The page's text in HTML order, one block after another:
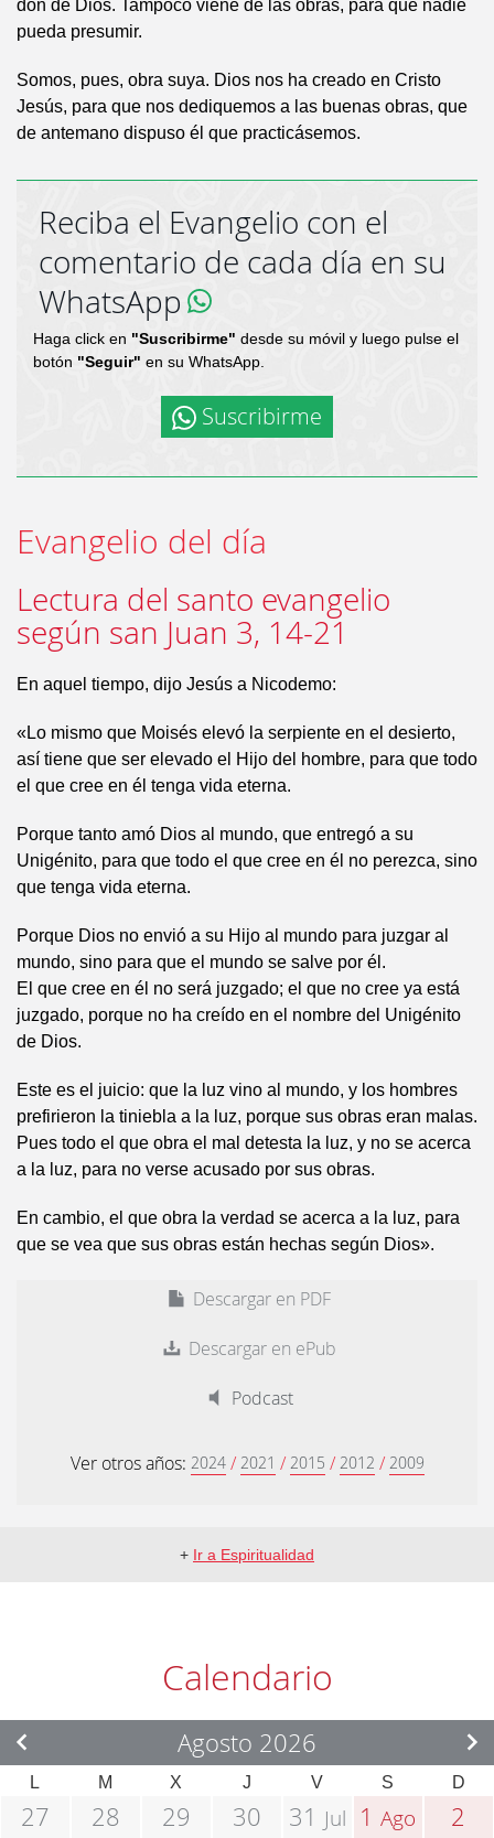
don de Dios. Tampoco viene de las obras, para que nadie
pueda presumir.
Somos, pues, obra suya. Dios nos ha creado en Cristo
Jesús, para que nos dediquemos a las buenas obras, que
de antemano dispuso él que practicásemos.
Reciba el Evangelio con el
comentario de cada día en su
WhatsApp
Haga click en "Suscribirme" desde su móvil y luego pulse el
botón "Seguir" en su WhatsApp.
Suscribirme
Evangelio del día
Lectura del santo evangelio
según san Juan 3, 14-21
En aquel tiempo, dijo Jesús a Nicodemo:
«Lo mismo que Moisés elevó la serpiente en el desierto,
así tiene que ser elevado el Hijo del hombre, para que todo
el que cree en él tenga vida eterna.
Porque tanto amó Dios al mundo, que entregó a su
Unigénito, para que todo el que cree en él no perezca, sino
que tenga vida eterna.
Porque Dios no envió a su Hijo al mundo para juzgar al
mundo, sino para que el mundo se salve por él.
El que cree en él no será juzgado; el que no cree ya está
juzgado, porque no ha creído en el nombre del Unigénito
de Dios.
Este es el juicio: que la luz vino al mundo, y los hombres
prefirieron la tiniebla a la luz, porque sus obras eran malas.
Pues todo el que obra el mal detesta la luz, y no se acerca
a la luz, para no verse acusado por sus obras.
En cambio, el que obra la verdad se acerca a la luz, para
que se vea que sus obras están hechas según Dios».
Descargar en PDF
Descargar en ePub
Podcast
Ver otros años: 2024 / 2021 / 2015 / 2012 / 2009
+ Ir a Espiritualidad
Calendario
Agosto 2026
L M X J V S D
27 28 29 30 31 Jul 1Ago 2